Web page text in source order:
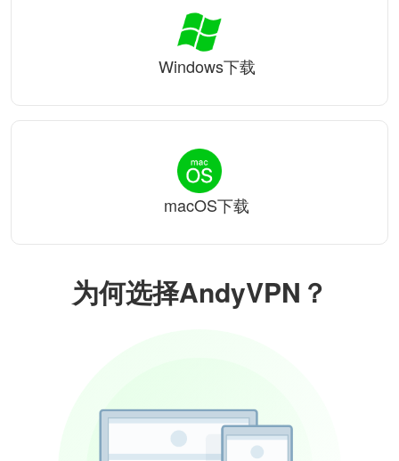
为何选择AndyVPN？
Windows下载
macOS下载